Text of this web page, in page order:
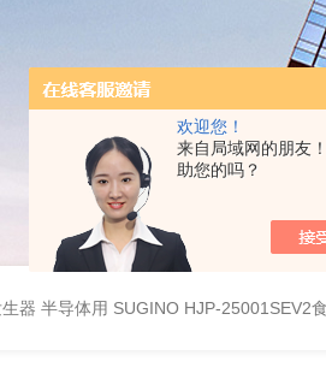
欢迎您！
来自局域网的朋友
助您的吗？
器 半导体用 SUGINO HJP-25001SEV2食品/半